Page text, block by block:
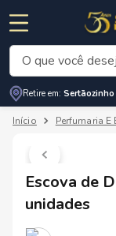
CUPOM
O que você deseja?
Retire em: Sertãozinho
Perfumaria E
Escova de
unidades
Termos mais
cafe
3º
cerveja